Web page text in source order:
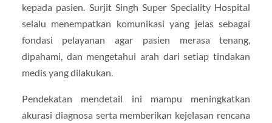
kepada pasien. Surjit Singh Super Speciality Hospital
selalu menempatkan komunikasi yang jelas sebagai
fondasi pelayanan agar pasien merasa tenang,
dipahami, dan mengetahui arah dari setiap tindakan
medis yang dilakukan.
Pendekatan mendetail ini mampu meningkatkan
akurasi diagnosa serta memberikan kejelasan rencana